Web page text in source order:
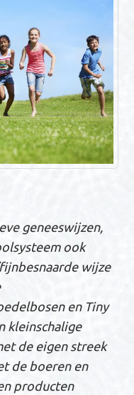
geneeswijzen,
ook
wijze
en Tiny
kleinschalige
de eigen streek
de boeren en
producten